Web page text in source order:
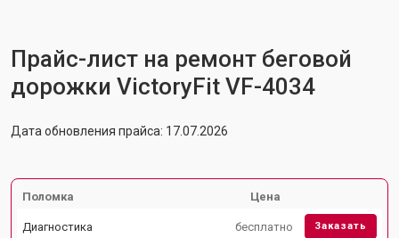
Прайс-лист на ремонт беговой
дорожки VictoryFit VF-4034
Дата обновления прайса: 17.07.2026
Поломка Цена
Диагностика бесплатно Заказать